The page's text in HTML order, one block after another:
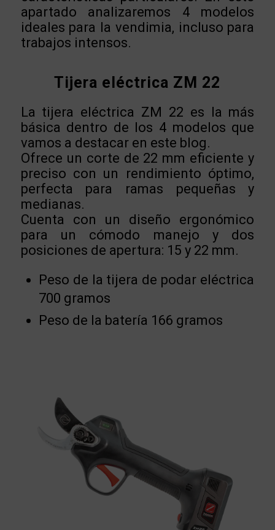
apartado analizaremos 4 modelos
ideales para la vendimia, incluso para
trabajos intensos.
Tijera eléctrica ZM 22
La tijera eléctrica ZM 22 es la más
básica dentro de los 4 modelos que
vamos a destacar en este blog.
Ofrece un corte de 22 mm eficiente y
preciso con un rendimiento óptimo,
perfecta para ramas pequeñas y
medianas.
Cuenta con un diseño ergonómico
para un cómodo manejo y dos
posiciones de apertura: 15 y 22 mm.
Peso de la tijera de podar eléctrica
700 gramos
Peso de la batería 166 gramos